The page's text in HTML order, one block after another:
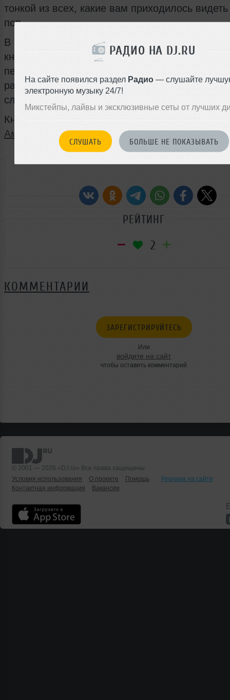
РАДИО НА DJ.RU
На сайте появился раздел Радио — слушайте
электронную музыку 24/7!
Микстейпы, лайвы и эксклюзивные сеты от лучших
СЛУШАТЬ БОЛЬШЕ НЕ ПОКАЗЫВАТЬ
тонкой из всех, какие вам приходилось
пор.
В книге толщиной 0,36’’ умещается до
книг, она может читать вам вслух, и даже
переводить иностранных авторов, а также
растолковывать термины родного, такого
словаря с помощью Wi-Fi.
Книгу вы можете приобрести за 359 долларов
Амазоне
РЕЙТИНГ
2
КОММЕНТАРИИ
ЗАРЕГИСТРИРУЙТЕСЬ
Или
войдите на сайт
чтобы оставить комментарий
© 2001 — 2026 «DJ.ru» Все права защищены.
Условия использования
О проекте Помощь
Реклама на сайте
Контактная информация
Вакансии